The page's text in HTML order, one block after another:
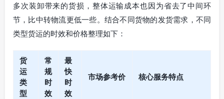
多次装卸带来的货损，整体运输成本也因为省去了中间环
节，比中转物流更低一些。结合不同货物的发货需求，不同
类型货运的时效和价格整理如下：
货
运
类
型
常
规
时
效
最
快
时
效
市场参考价 核心服务特点